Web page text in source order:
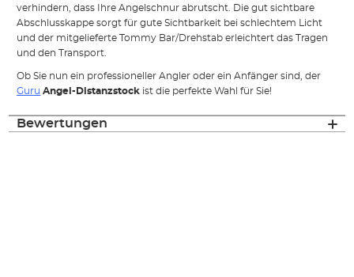
verhindern, dass Ihre Angelschnur abrutscht. Die gut sichtbare
Abschlusskappe sorgt für gute Sichtbarkeit bei schlechtem Licht
und der mitgelieferte Tommy Bar/Drehstab erleichtert das Tragen
und den Transport.
Ob Sie nun ein professioneller Angler oder ein Anfänger sind, der
Guru Angel-Distanzstock ist die perfekte Wahl für Sie!
Bewertungen